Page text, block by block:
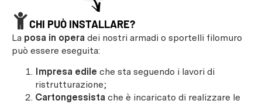
CHI PUÒ INSTALLARE?
La posa in opera dei nostri armadi o sportelli filomuro
può essere eseguita:
Impresa edile che sta seguendo i lavori di
ristrutturazione;
Cartongessista che è incaricato di realizzare le